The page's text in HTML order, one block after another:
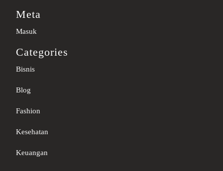
Meta
Masuk
Categories
Bisnis
Blog
Fashion
Kesehatan
Keuangan